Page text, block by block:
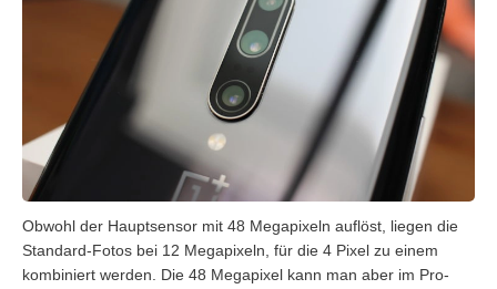
Obwohl der Hauptsensor mit 48 Megapixeln auflöst, liegen die
Standard-Fotos bei 12 Megapixeln, für die 4 Pixel zu einem
kombiniert werden. Die 48 Megapixel kann man aber im Pro-